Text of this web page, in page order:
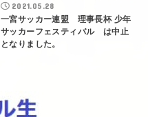
2021.05.28
一宮サッカー連盟 理事長杯 少年
サッカーフェスティバル は中止
となりました。